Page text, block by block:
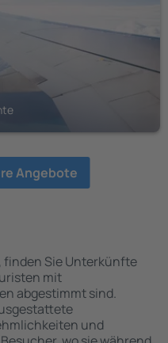
Angebote
finden Sie Unterkünfte
mit
abgestimmt sind.
und